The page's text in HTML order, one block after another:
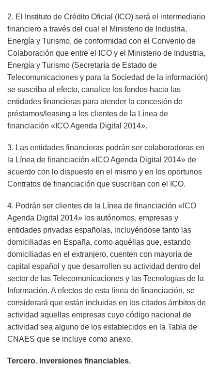
2. El Instituto de Crédito Oficial (ICO) será el intermediario
financiero a través del cual el Ministerio de Industria,
Energía y Turismo, de conformidad con el Convenio de
Colaboración que entre el ICO y el Ministerio de Industria,
Energía y Turismo (Secretaría de Estado de
Telecomunicaciones y para la Sociedad de la información)
se suscriba al efecto, canalice los fondos hacia las
entidades financieras para atender la concesión de
préstamos/leasing a los clientes de la Línea de
financiación «ICO Agenda Digital 2014».
3. Las entidades financieras podrán ser colaboradoras en
la Línea de financiación «ICO Agenda Digital 2014» de
acuerdo con lo dispuesto en el mismo y en los oportunos
Contratos de financiación que suscriban con el ICO.
4. Podrán ser clientes de la Línea de financiación «ICO
Agenda Digital 2014» los autónomos, empresas y
entidades privadas españolas, incluyéndose tanto las
domiciliadas en España, como aquéllas que, estando
domiciliadas en el extranjero, cuenten con mayoría de
capital español y que desarrollen su actividad dentro del
sector de las Telecomunicaciones y las Tecnologías de la
Información. A efectos de esta línea de financiación, se
considerará que están incluidas en los citados ámbitos de
actividad aquellas empresas cuyo código nacional de
actividad sea alguno de los establecidos en la Tabla de
CNAES que se incluye como anexo.
Tercero. Inversiones financiables.